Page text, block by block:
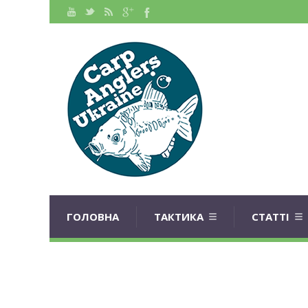
ГОЛОВНА ТАКТИКА СТАТТІ